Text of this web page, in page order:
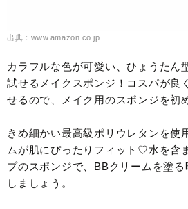
出典：www.amazon.co.jp
カラフルな色が可愛い、ひょうたん
試せるメイクスポンジ！コスパが良
せるので、メイク用のスポンジを初
きめ細かい最高級ポリウレタンを使
ムが肌にぴったりフィット♡水を含
プのスポンジで、BBクリームを塗
しましょう。